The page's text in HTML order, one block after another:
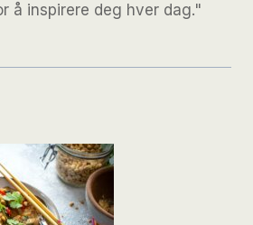
å inspirere deg hver dag."